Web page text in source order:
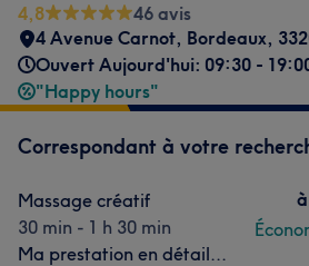
4,8
46 avis
4 Avenue Carnot, Bordeaux,
Ouvert Aujourd'hui: 09:30 -
"Happy hours"
Correspondant à votre
Massage créatif
30 min - 1 h 30 min
Ma prestation en détail...